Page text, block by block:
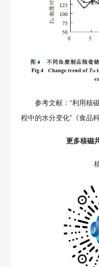
参考文献：“利用核
程中的水分变化”《食品
更多核磁